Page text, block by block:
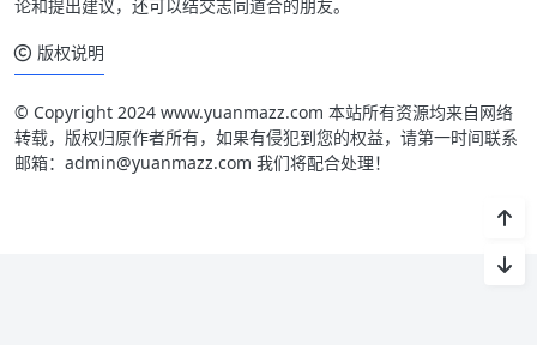
论和提出建议，还可以结交志同道合的朋友。
版权说明
© Copyright 2024 www.yuanmazz.com 本站所有资源均来自网络
转载，版权归原作者所有，如果有侵犯到您的权益，请第一时间联系
邮箱：admin@yuanmazz.com 我们将配合处理！